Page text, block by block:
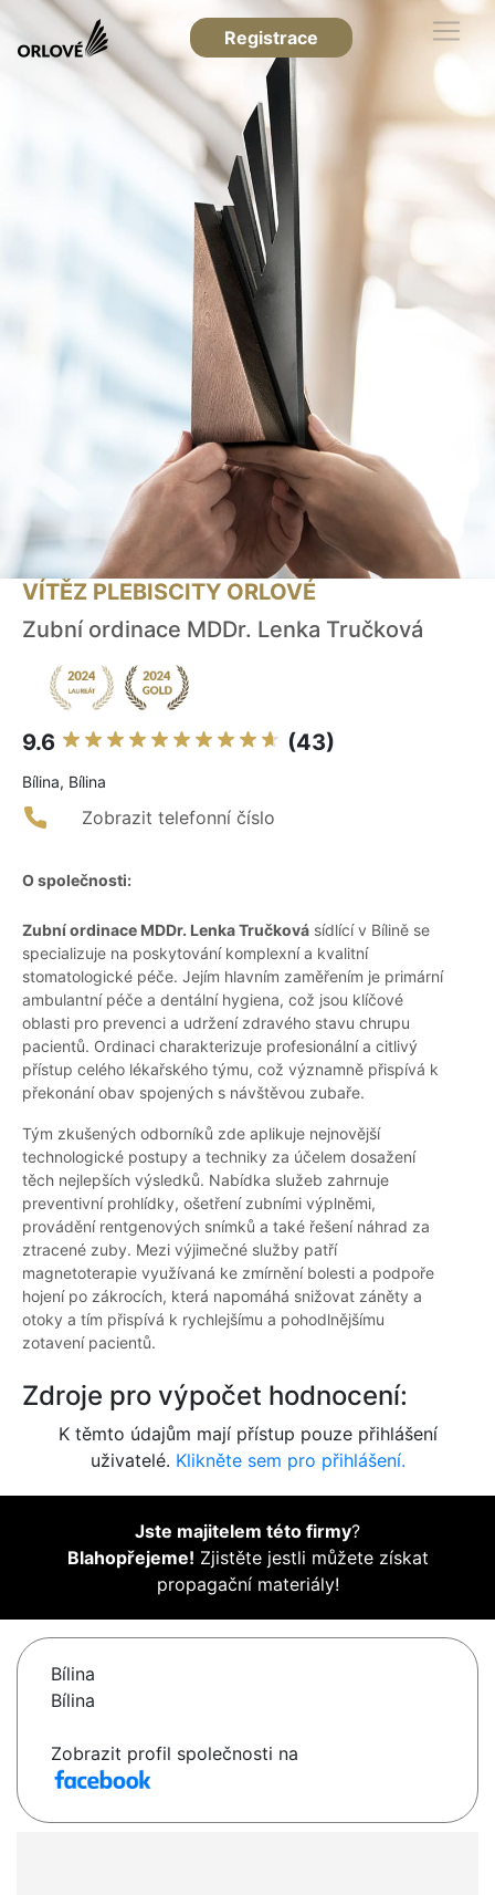
Registrace
VÍTĚZ PLEBISCITY ORLOVÉ
Zubní ordinace MDDr. Lenka Tručková
9.6 (43)
Bílina, Bílina
Zobrazit telefonní číslo
O společnosti:
Zubní ordinace MDDr. Lenka Tručková sídlící v Bílině se
specializuje na poskytování komplexní a kvalitní
stomatologické péče. Jejím hlavním zaměřením je primární
ambulantní péče a dentální hygiena, což jsou klíčové
oblasti pro prevenci a udržení zdravého stavu chrupu
pacientů. Ordinaci charakterizuje profesionální a citlivý
přístup celého lékařského týmu, což významně přispívá k
překonání obav spojených s návštěvou zubaře.
Tým zkušených odborníků zde aplikuje nejnovější
technologické postupy a techniky za účelem dosažení
těch nejlepších výsledků. Nabídka služeb zahrnuje
preventivní prohlídky, ošetření zubními výplněmi,
provádění rentgenových snímků a také řešení náhrad za
ztracené zuby. Mezi výjimečné služby patří
magnetoterapie využívaná ke zmírnění bolesti a podpoře
hojení po zákrocích, která napomáhá snižovat záněty a
otoky a tím přispívá k rychlejšímu a pohodlnějšímu
zotavení pacientů.
Zdroje pro výpočet hodnocení:
K těmto údajům mají přístup pouze přihlášení
uživatelé. Klikněte sem pro přihlášení.
Jste majitelem této firmy?
Blahopřejeme! Zjistěte jestli můžete získat
propagační materiály!
Bílina
Bílina
Zobrazit profil společnosti na